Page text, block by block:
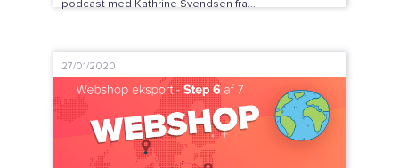
podcast med Kathrine Svendsen fra...
27/01/2020